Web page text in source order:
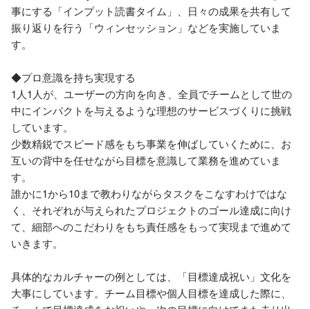
事にする「インプット読書タイム」、日々の成果を共有して
振り返りを行う「ウィンセッション」などを実施していま
す。
◆プロ意識を持ち実現する
1人1人が、ユーザーの方向を向き、全員でチームとして世の
中にインパクトを与えるような理想のサービスづくりに挑戦
しています。
少数精鋭でスピード感をもち事業を伸ばしていくために、お
互いの背中を任せながら目標を意識して業務を進めていま
す。
誰かに1から10まで教わりながらタスクをこなすわけではな
く、それぞれが与えられたプロジェクトのゴール達成に向け
て、細部へのこだわりをもち責任感をもって実現まで進めて
いきます。
具体的なカルチャーの例としては、「目標達成祝い」文化を
大事にしています。チーム目標や個人目標を達成した際に、